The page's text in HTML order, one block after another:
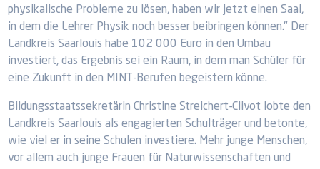
physikalische Probleme zu lösen, haben wir jetzt einen Saal,
in dem die Lehrer Physik noch besser beibringen können." Der
Landkreis Saarlouis habe 102 000 Euro in den Umbau
investiert, das Ergebnis sei ein Raum, in dem man Schüler für
eine Zukunft in den MINT-Berufen begeistern könne.
Bildungsstaatssekretärin Christine Streichert-Clivot lobte den
Landkreis Saarlouis als engagierten Schulträger und betonte,
wie viel er in seine Schulen investiere. Mehr junge Menschen,
vor allem auch junge Frauen für Naturwissenschaften und